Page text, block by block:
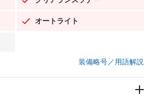
：装備あり
オートライト
：装備あり
装備略号／用語解説